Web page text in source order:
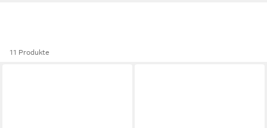
11 Produkte